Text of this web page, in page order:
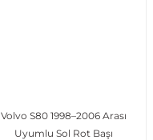
Volvo S80 1998–2006 Arası
Uyumlu Sol Rot Başı